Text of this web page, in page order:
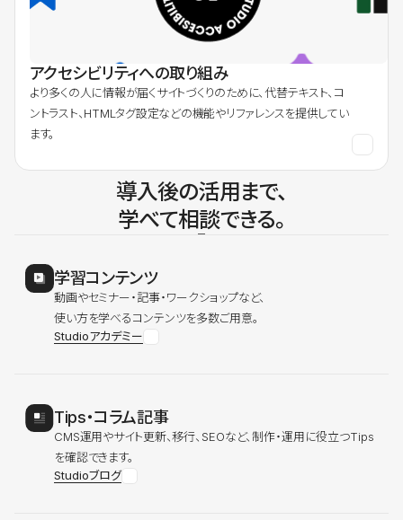
アクセシビリティへの取り組み
より多くの人に情報が届くサイトづくりのために、代替テキスト、コ
ントラスト、HTMLタグ設定などの機能やリファレンスを提供してい
ます。
導入後の活用まで、
学べて相談できる。
学習コンテンツ
動画やセミナー・記事・ワークショップなど、
使い方を学べるコンテンツを多数ご用意。
Studioアカデミー
Tips・コラム記事
CMS運用やサイト更新、移行、SEOなど、制作・運用に役立つTips
を確認できます。
Studioブログ